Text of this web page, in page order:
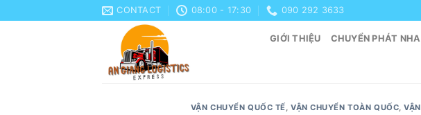
to
CONTACT 08:00 - 17:30 090 292 3633
GIỚI THIỆU CHUYỂN PHÁT
VẬN CHUYỂN QUỐC TẾ, VẬN CHUYỂN TOÀN QUỐC,